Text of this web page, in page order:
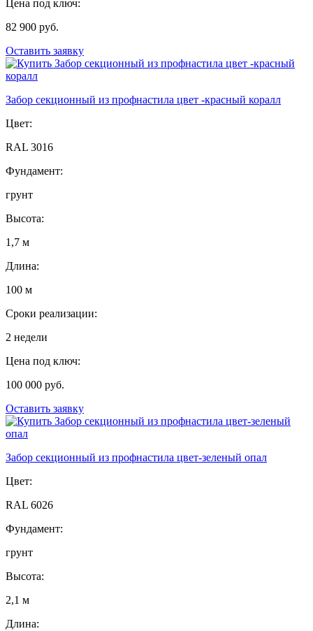
Цена под ключ:
82 900 руб.
Оставить заявку
Забор секционный из профнастила цвет -красный коралл
Цвет:
RAL 3016
Фундамент:
грунт
Высота:
1,7 м
Длина:
100 м
Сроки реализации:
2 недели
Цена под ключ:
100 000 руб.
Оставить заявку
Забор секционный из профнастила цвет-зеленый опал
Цвет:
RAL 6026
Фундамент:
грунт
Высота:
2,1 м
Длина: